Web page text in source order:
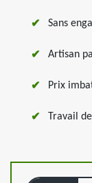
Sans
Artisan
Prix
Travail